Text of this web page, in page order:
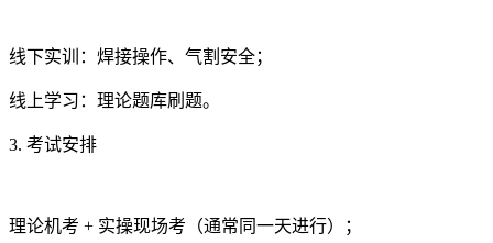
线下实训：焊接操作、气割安全；
线上学习：理论题库刷题。
3. 考试安排
理论机考 + 实操现场考（通常同一天进行）；